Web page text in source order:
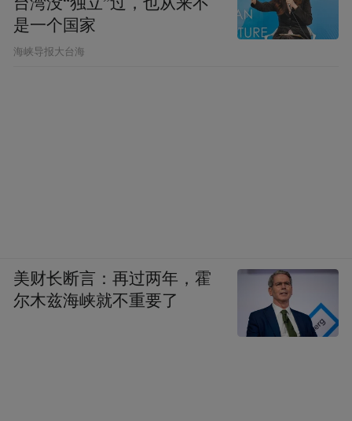
是一个国家
​海峡导报大台海
美财长断言：再过两年，霍
尔木兹海峡就不重要了